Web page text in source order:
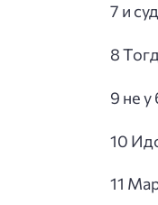
7 и
8
9 не
10
11